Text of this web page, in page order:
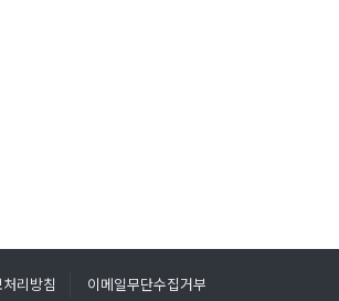
리방침 이메일무단수집거부